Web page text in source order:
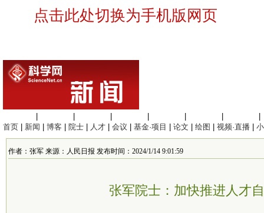
点击此处切换为手机版网页
首页
新闻 博客 院士 人才 会议 基金·项目 论文 绘图 视频·直播
作者：张军 来源：人民日报 发布时间：2024/1/14 9:01:59
张军院士：加快推进人才